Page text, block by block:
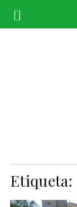
Etiqueta: